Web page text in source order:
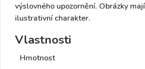
výslovného upozornění. Obrázky
ilustrativní charakter.
Vlastnosti
Hmotnost